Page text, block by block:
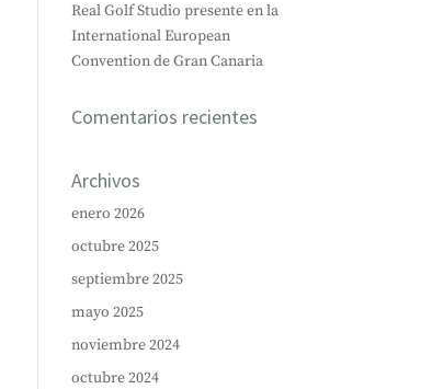
Real Golf Studio presente en la
International European
Convention de Gran Canaria
Comentarios recientes
Archivos
enero 2026
octubre 2025
septiembre 2025
mayo 2025
noviembre 2024
octubre 2024